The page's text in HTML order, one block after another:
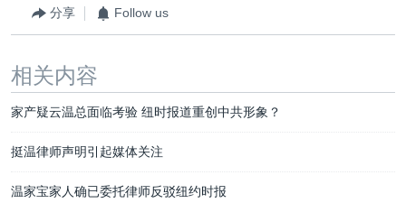
分享 Follow us
相关内容
家产疑云温总面临考验 纽时报道重创中共形象？
挺温律师声明引起媒体关注
温家宝家人确已委托律师反驳纽约时报